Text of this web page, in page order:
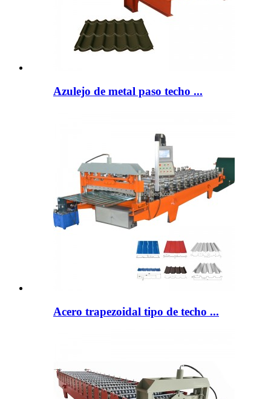
Azulejo de metal paso techo ...
Acero trapezoidal tipo de techo ...